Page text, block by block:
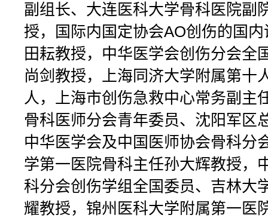
副组长、大连医科大学骨科医院副
授，国际内国定协会AO创伤的国
田耘教授，中华医学会创伤分会全
尚剑教授，上海同济大学附属第十
人，上海市创伤急救中心常务副主
骨科医师分会青年委员、沈阳军区
中华医学会及中国医师协会骨科分
学第一医院骨科主任孙大辉教授，
科分会创伤学组全国委员、吉林大
耀教授，锦州医科大学附属第一医